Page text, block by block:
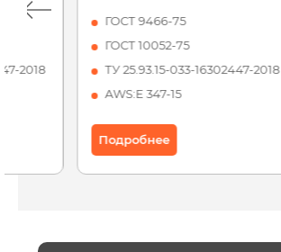
2018
ГОСТ 9466-75
ГОСТ 10052-75
ТУ 25.93.15-033-16302447-2018
AWS:Е 347-15
Подробнее